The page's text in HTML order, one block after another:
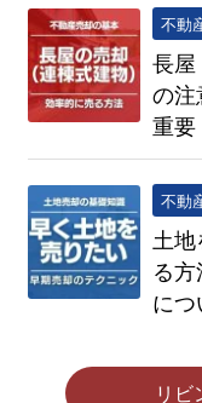
不動
長屋
の
重要
不動
土
る
に
リビ